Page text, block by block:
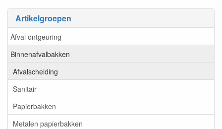
Artikelgroepen
Afval ontgeuring
Binnenafvalbakken
Afvalscheiding
Sanitair
Papierbakken
Metalen papierbakken